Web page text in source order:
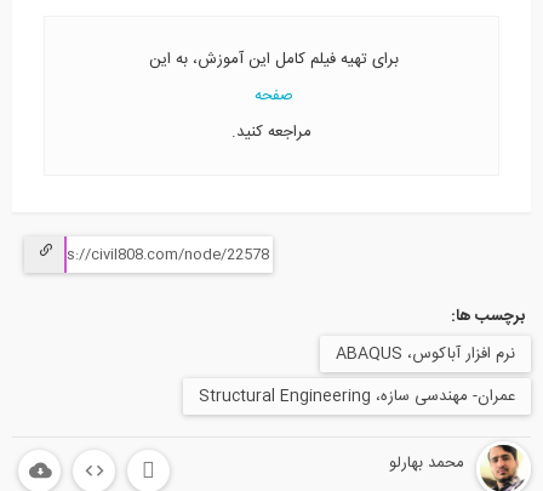
برای تهیه فیلم کامل این آموزش، به این
صفحه
مراجعه کنید.
برچسب ها:
نرم افزار آباکوس، ABAQUS
عمران- مهندسی سازه، Structural Engineering
محمد بهارلو